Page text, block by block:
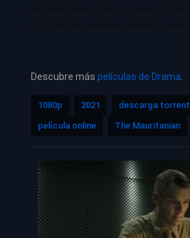
Descubre más películas de Drama
1080p 2021 descarga torrent
película online
The Mauritanian